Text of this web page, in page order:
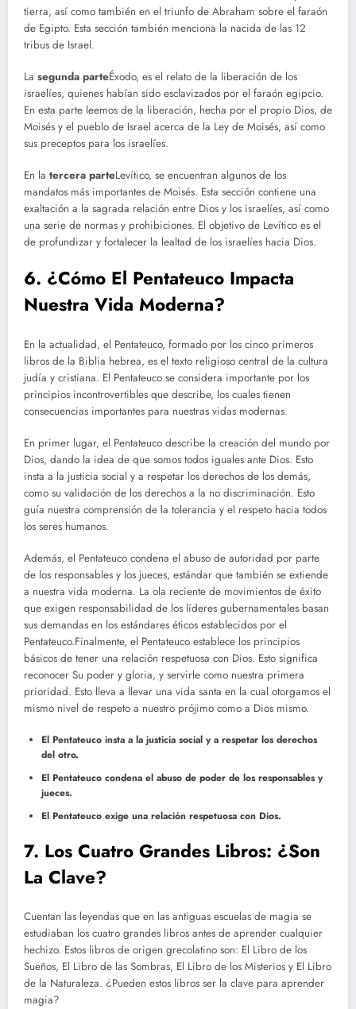
tierra, así como también en el triunfo de Abraham sobre el faraón
de Egipto. Esta sección también menciona la nacida de las 12
tribus de Israel.
La segunda parteÉxodo, es el relato de la liberación de los
israelíes, quienes habían sido esclavizados por el faraón egipcio.
En esta parte leemos de la liberación, hecha por el propio Dios, de
Moisés y el pueblo de Israel acerca de la Ley de Moisés, así como
sus preceptos para los israelíes.
En la tercera parteLevítico, se encuentran algunos de los
mandatos más importantes de Moisés. Esta sección contiene una
exaltación a la sagrada relación entre Dios y los israelíes, así como
una serie de normas y prohibiciones. El objetivo de Levítico es el
de profundizar y fortalecer la lealtad de los israelíes hacia Dios.
6. ¿Cómo El Pentateuco Impacta
Nuestra Vida Moderna?
En la actualidad, el Pentateuco, formado por los cinco primeros
libros de la Biblia hebrea, es el texto religioso central de la cultura
judía y cristiana. El Pentateuco se considera importante por los
principios incontrovertibles que describe, los cuales tienen
consecuencias importantes para nuestras vidas modernas.
En primer lugar, el Pentateuco describe la creación del mundo por
Dios, dando la idea de que somos todos iguales ante Dios. Esto
insta a la justicia social y a respetar los derechos de los demás,
como su validación de los derechos a la no discriminación. Esto
guía nuestra comprensión de la tolerancia y el respeto hacia todos
los seres humanos.
Además, el Pentateuco condena el abuso de autoridad por parte
de los responsables y los jueces, estándar que también se extiende
a nuestra vida moderna. La ola reciente de movimientos de éxito
que exigen responsabilidad de los líderes gubernamentales basan
sus demandas en los estándares éticos establecidos por el
Pentateuco.Finalmente, el Pentateuco establece los principios
básicos de tener una relación respetuosa con Dios. Esto significa
reconocer Su poder y gloria, y servirle como nuestra primera
prioridad. Esto lleva a llevar una vida santa en la cual otorgamos el
mismo nivel de respeto a nuestro prójimo como a Dios mismo.
El Pentateuco insta a la justicia social y a respetar los derechos
del otro.
El Pentateuco condena el abuso de poder de los responsables y
jueces.
El Pentateuco exige una relación respetuosa con Dios.
7. Los Cuatro Grandes Libros: ¿Son
La Clave?
Cuentan las leyendas que en las antiguas escuelas de magia se
estudiaban los cuatro grandes libros antes de aprender cualquier
hechizo. Estos libros de origen grecolatino son: El Libro de los
Sueños, El Libro de las Sombras, El Libro de los Misterios y El Libro
de la Naturaleza. ¿Pueden estos libros ser la clave para aprender
magia?